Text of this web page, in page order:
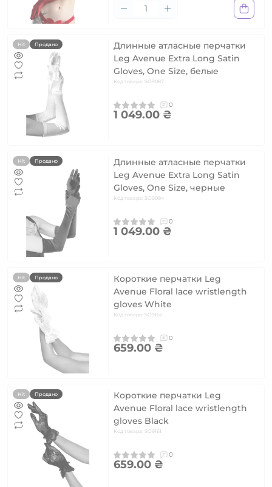
Hit Продано
Длинные атласные перчатки
Leg Avenue Extra Long Satin
Gloves, One Size, белые
Код товара: SO9087
0
1 049.00 ₴
Hit Продано
Длинные атласные перчатки
Leg Avenue Extra Long Satin
Gloves, One Size, черные
Код товара: SO9084
0
1 049.00 ₴
Hit Продано
Короткие перчатки Leg
Avenue Floral lace wristlength
gloves White
Код товара: SO9162
0
659.00 ₴
Hit Продано
Короткие перчатки Leg
Avenue Floral lace wristlength
gloves Black
Код товара: SO9161
0
659.00 ₴